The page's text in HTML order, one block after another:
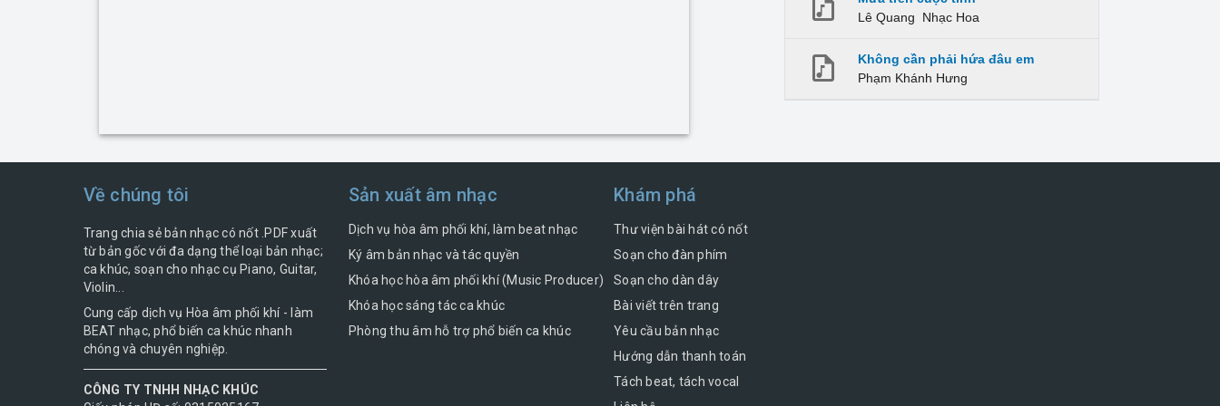
Lê Quang
Nhạc Hoa
Không cần phải hứa đâu em
Phạm Khánh Hưng
Về chúng tôi
Trang chia sẻ bản nhạc có nốt .PDF xuất
từ bản gốc với đa dạng thể loại bản nhạc;
ca khúc, soạn cho nhạc cụ Piano, Guitar,
Violin...
Cung cấp dịch vụ Hòa âm phối khí - làm
BEAT nhạc, phổ biến ca khúc nhanh
chóng và chuyên nghiệp.
CÔNG TY TNHH NHẠC KHÚC
Sản xuất âm nhạc
Dịch vụ hòa âm phối khí, làm beat nhạc
Ký âm bản nhạc và tác quyền
Khóa học hòa âm phối khí (Music Producer)
Khóa học sáng tác ca khúc
Phòng thu âm hỗ trợ phổ biến ca khúc
Khám phá
Thư viện bài hát có nốt
Soạn cho đàn phím
Soạn cho dàn dây
Bài viết trên trang
Yêu cầu bản nhạc
Hướng dẫn thanh toán
Tách beat, tách vocal